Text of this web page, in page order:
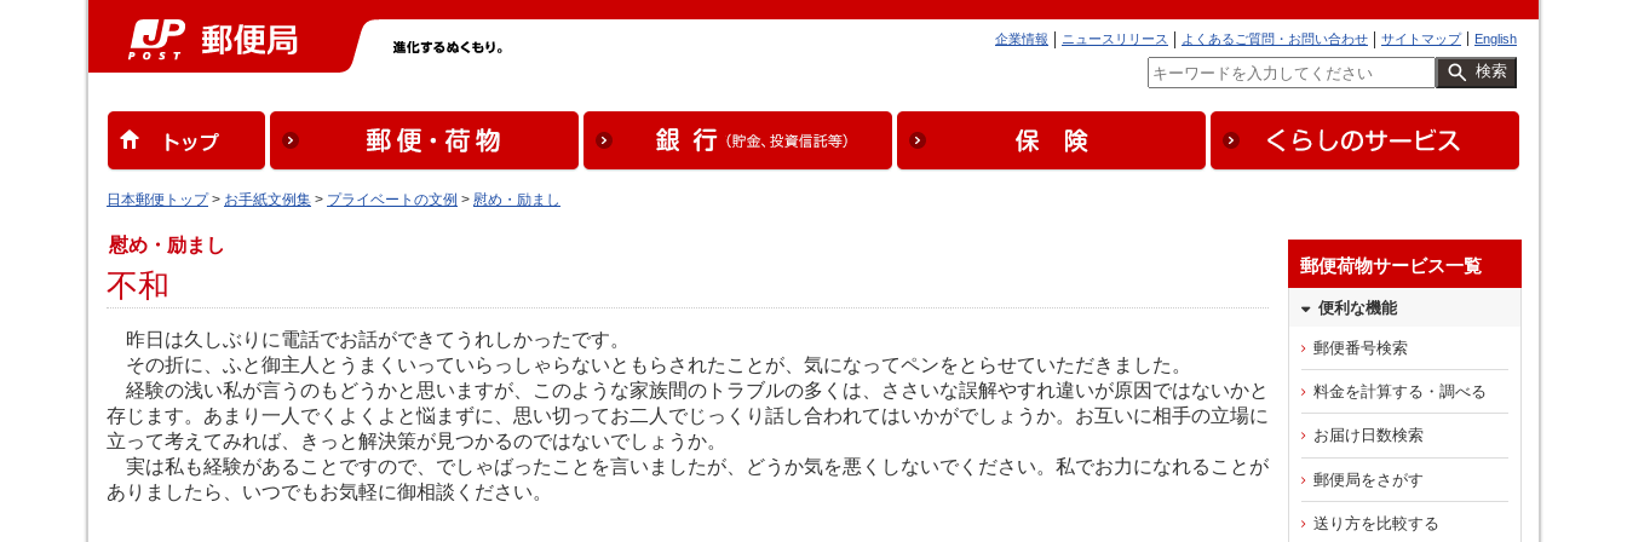
English
サイトマップ
よくあるご質問・お問い合わせ
ニュースリリース
企業情報
検索
日本郵便トップ> お手紙文例集 > プライベートの文例 > 慰め・励まし
慰め・励まし
不和
昨日は久しぶりに電話でお話ができてうれしかったです。
その折に、ふと御主人とうまくいっていらっしゃらないともらされたことが、気になってペンをとらせていただきました。
経験の浅い私が言うのもどうかと思いますが、このような家族間のトラブルの多くは、ささいな誤解やすれ違いが原因ではないかと
存じます。あまり一人でくよくよと悩まずに、思い切ってお二人でじっくり話し合われてはいかがでしょうか。お互いに相手の立場に
立って考えてみれば、きっと解決策が見つかるのではないでしょうか。
実は私も経験があることですので、でしゃばったことを言いましたが、どうか気を悪くしないでください。私でお力になれることが
ありましたら、いつでもお気軽に御相談ください。
郵便荷物サービス一覧
便利な機能
郵便番号検索
料金を計算する・調べる
お届け日数検索
郵便局をさがす
送り方を比較する